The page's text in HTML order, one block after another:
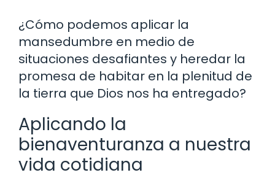
¿Cómo podemos aplicar la
mansedumbre en medio de
situaciones desafiantes y heredar la
promesa de habitar en la plenitud de
la tierra que Dios nos ha entregado?
Aplicando la
bienaventuranza a nuestra
vida cotidiana